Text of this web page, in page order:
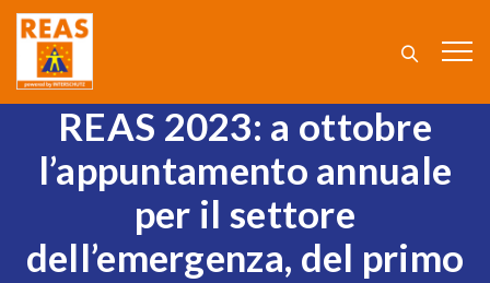
REAS 2023: a ottobre
l’appuntamento annuale
per il settore
dell’emergenza, del primo